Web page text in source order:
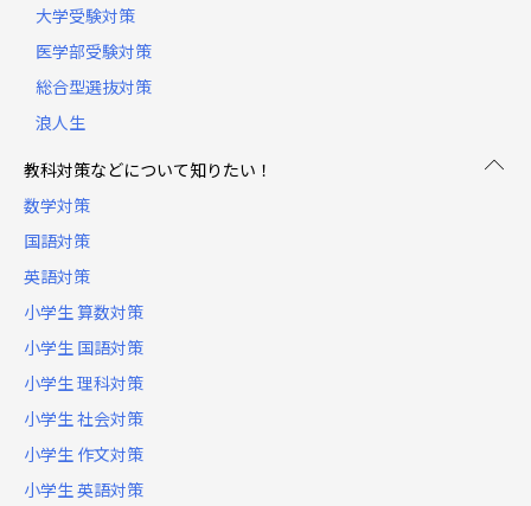
大学受験対策
医学部受験対策
総合型選抜対策
浪人生
教科対策などについて知りたい！
数学対策
国語対策
英語対策
小学生 算数対策
小学生 国語対策
小学生 理科対策
小学生 社会対策
小学生 作文対策
小学生 英語対策